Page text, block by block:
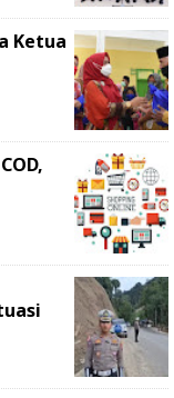
Ketua